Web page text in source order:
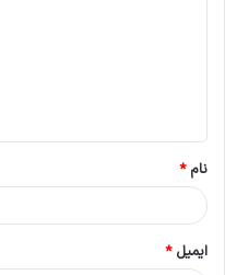
*
نام*
ایمیل*